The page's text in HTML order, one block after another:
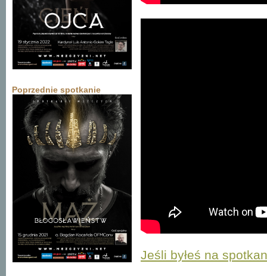
Poprzednie spotkanie
Jeśli byłeś na